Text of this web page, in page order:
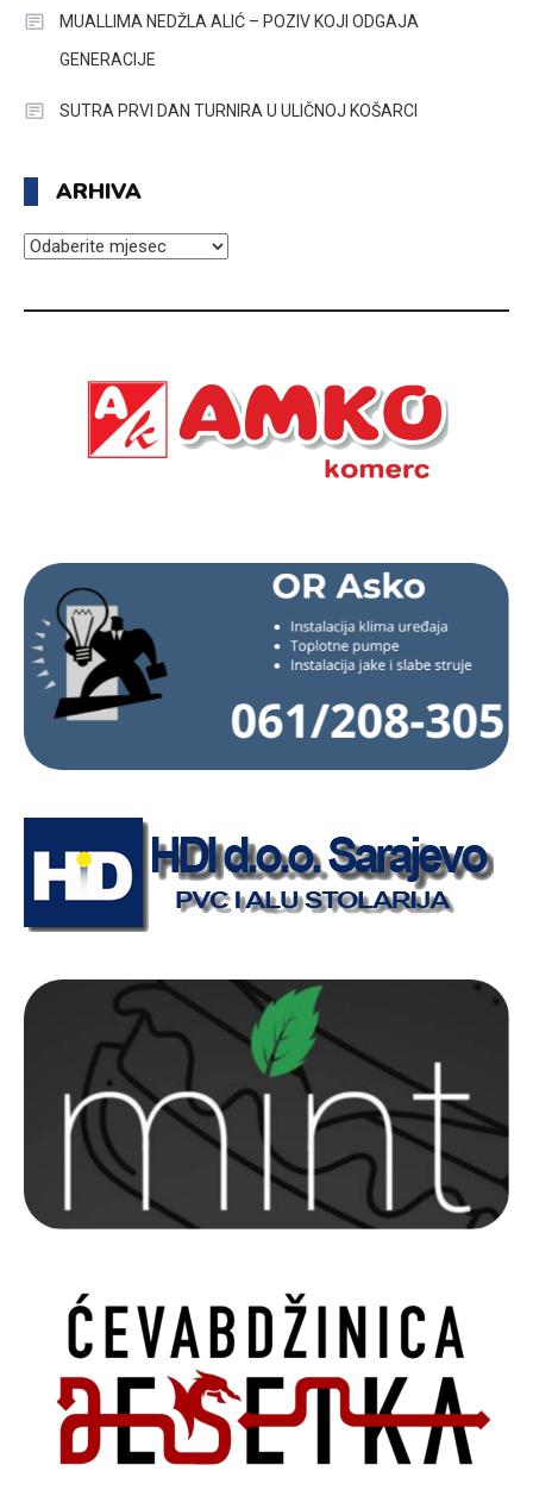
MUALLIMA NEDŽLA ALIĆ – POZIV KOJI ODGAJA
GENERACIJE
SUTRA PRVI DAN TURNIRA U ULIČNOJ KOŠARCI
ARHIVA
ARHIVA